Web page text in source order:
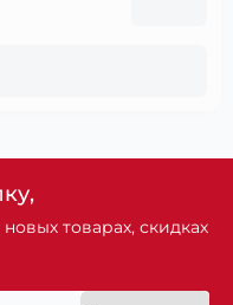
товарах, скидках